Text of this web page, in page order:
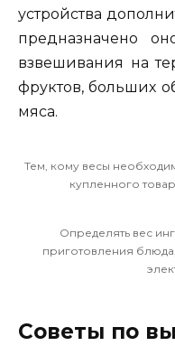
устройства
предназначено
взвешивания на
фруктов, больших
мяса.
Тем, кому весы
купленного
Определять вес
приготовления
Советы по